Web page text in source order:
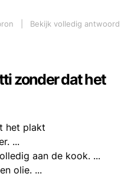
Bekijk volledig antwoord
zonder dat het
het plakt
...
aan de kook. ...
olie. ...